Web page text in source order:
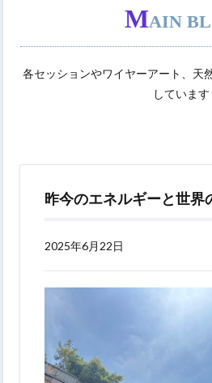
MAIN
各セッションやワイヤーアート、天
しています
昨今のエネルギーと世界
2025年6月22日